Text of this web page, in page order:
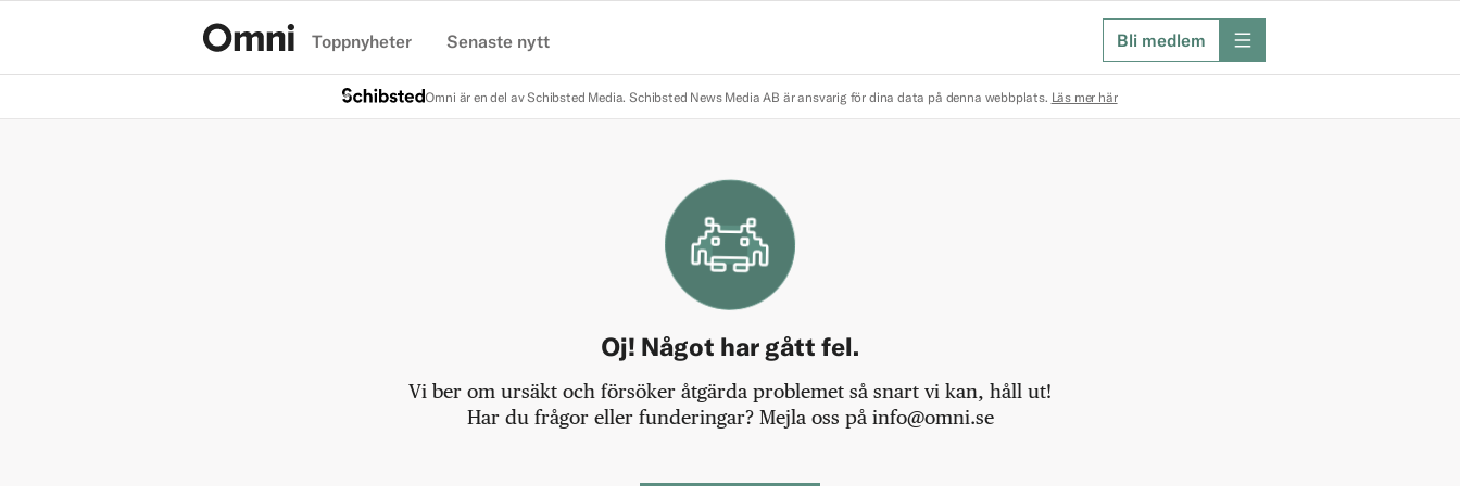
Toppnyheter Senaste nytt Bli medlem meny
Omni är en del av Schibsted Media. Schibsted News Media AB är ansvarig för dina data på denna webbplats. Läs mer här
Oj! Något har gått fel.
Vi ber om ursäkt och försöker åtgärda problemet så snart vi kan, håll ut!
Har du frågor eller funderingar? Mejla oss på info@omni.se